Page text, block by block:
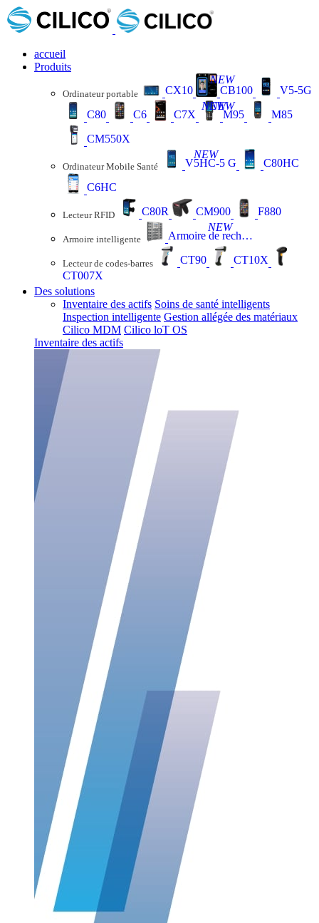
accueil
Produits
Ordinateur portable CX10 CB100
NEW
V5-5G
NEW
C80 C6 C7X M95
NEW
M85
CM550X
Ordinateur Mobile Santé V5HC-5 G
NEW
C80HC
C6HC
Lecteur RFID C80R CM900 F880
Armoire intelligente Armoire de recharge
NEW
Lecteur de codes-barres CT90
CT10X
CT007X
Des solutions
Inventaire des actifs Soins de santé intelligents
Inspection intelligente Gestion allégée des matériaux
Cilico MDM Cilico loT OS
Inventaire des actifs